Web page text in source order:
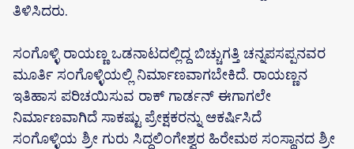
ತಿಳಿಸಿದರು.
ಸಂಗೊಳ್ಳಿ ರಾಯಣ್ಣ ಒಡನಾಟದಲ್ಲಿದ್ದ ಬಿಚ್ಚುಗತ್ತಿ ಚನ್ನಪಸಪ್ಪನವರ
ಮೂರ್ತಿ ಸಂಗೊಳ್ಳಿಯಲ್ಲಿ ನಿರ್ಮಾಣವಾಗಬೇಕಿದೆ. ರಾಯಣ್ಣನ
ಇತಿಹಾಸ ಪರಿಚಯಿಸುವ ರಾಕ್ ಗಾರ್ಡನ್ ಈಗಾಗಲೇ
ನಿರ್ಮಾಣವಾಗಿದೆ ಸಾಕಷ್ಟು ಪ್ರೇಕ್ಷಕರನ್ನು ಆಕರ್ಷಿಸಿದೆ
ಸಂಗೊಳ್ಳಿಯ ಶ್ರೀ ಗುರು ಸಿದ್ಧಲಿಂಗೇಶ್ವರ ಹಿರೇಮಠ ಸಂಸ್ಥಾನದ ಶ್ರೀ